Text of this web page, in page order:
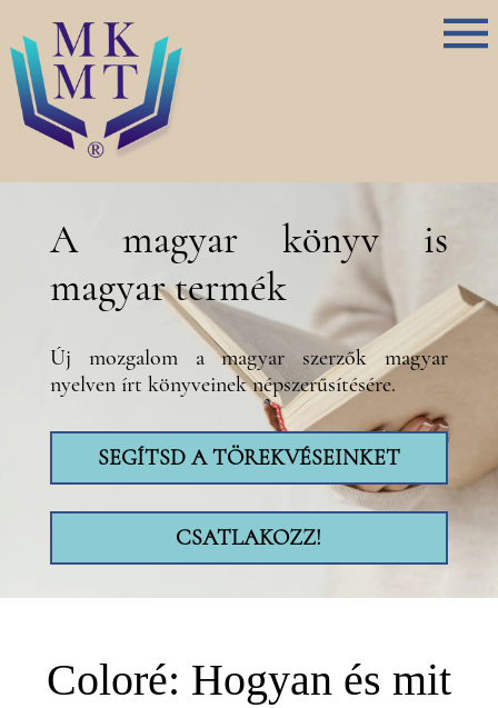
A magyar könyv is
magyar termék
Új mozgalom a magyar szerzők magyar
nyelven írt könyveinek népszerűsítésére.
SEGÍTSD A TÖREKVÉSEINKET
CSATLAKOZZ!
Coloré: Hogyan és mit